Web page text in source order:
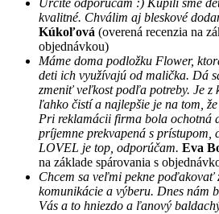
Určite odporúčam :) Kúpili sme
kvalitné. Chválim aj bleskové
Kúkoľová (overená recenzia na
objednávkou)
Máme doma podložku Flower,
deti ich využívajú od malička. Dá
zmeniť veľkost podľa potreby. Je z
ľahko čistí a najlepšie je na tom,
Pri reklamácii firma bola ochotná
príjemne prekvapená s prístupom,
LOVEL je top, odporúčam. Eva
na základe spárovania s
Chcem sa veľmi pekne
komunikácie a výberu. Dnes nám
Vás a to hniezdo a ľanový